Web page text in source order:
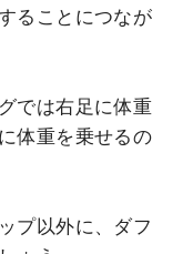
ることにつなが
では右足に体重
体重を乗せるの
プ以外に、ダフ